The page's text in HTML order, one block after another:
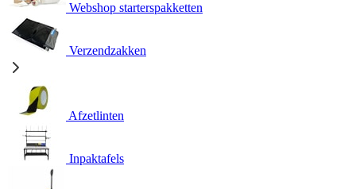
Webshop starterspakketten
Verzendzakken
Afzetlinten
Inpaktafels